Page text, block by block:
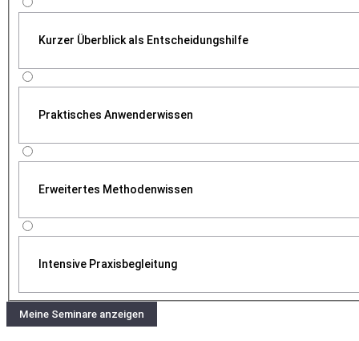
Kurzer Überblick als Entscheidungshilfe
Praktisches Anwenderwissen
Erweitertes Methodenwissen
Intensive Praxisbegleitung
Meine Seminare anzeigen